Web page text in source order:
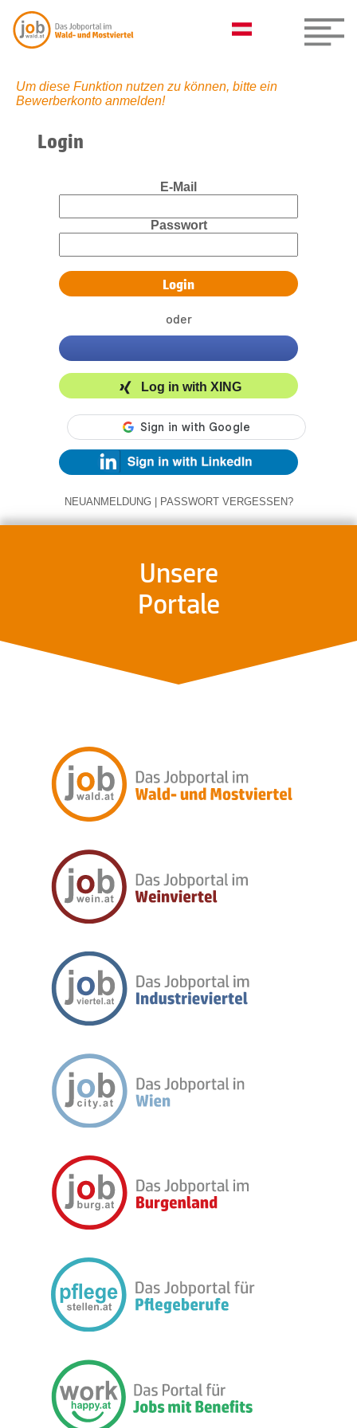
Um diese Funktion nutzen zu können, bitte ein
Bewerberkonto anmelden!
Login
E-Mail
Passwort
oder
Log in with XING
NEUANMELDUNG | PASSWORT VERGESSEN?
Unsere
Portale